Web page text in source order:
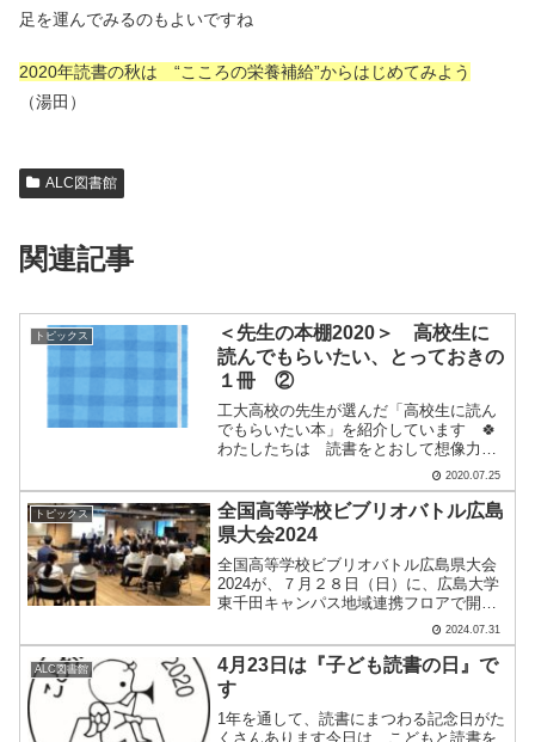
足を運んでみるのもよいですね
2020年読書の秋は “こころの栄養補給”からはじめてみよう
（湯田）
ALC図書館
関連記事
トピックス
＜先生の本棚2020＞ 高校生に
読んでもらいたい、とっておきの
１冊 ②
工大高校の先生が選んだ「高校生に読ん
でもらいたい本」を紹介しています 🍀
わたしたちは 読書をとおして想像力を
きたえ知らず知らずのうちに自分を育て
ているのです📚 📖 📙 📖 📚 📖
📗今回はノンフィクションから３
冊・・・キーワードは、「進む」.....
2020.07.25
トピックス
全国高等学校ビブリオバトル広島
県大会2024
全国高等学校ビブリオバトル広島県大会
2024が、７月２８日（日）に、広島大学
東千田キャンパス地域連携フロアで開催
されました。参加校11校、発表者13名、
高校生サポーター34名観覧の方々をあわ
せ、総勢90名が参加した大会となりまし
た。📚 📕 .....
2024.07.31
ALC図書館
4月23日は『子ども読書の日』で
す
1年を通して、読書にまつわる記念日がた
くさんあります今日は、こどもと読書を